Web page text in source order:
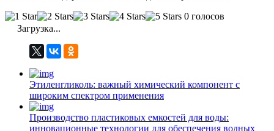
0 голосов
Загрузка...
Этиленгликоль: важный химический компонент с
широким спектром применения
Производство пластиковых емкостей для воды:
инновационные технологии для обеспечения водных